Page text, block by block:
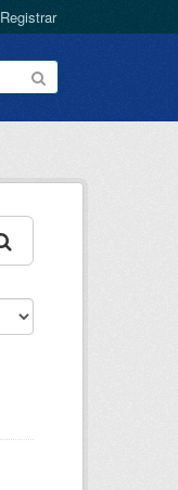
Registrar